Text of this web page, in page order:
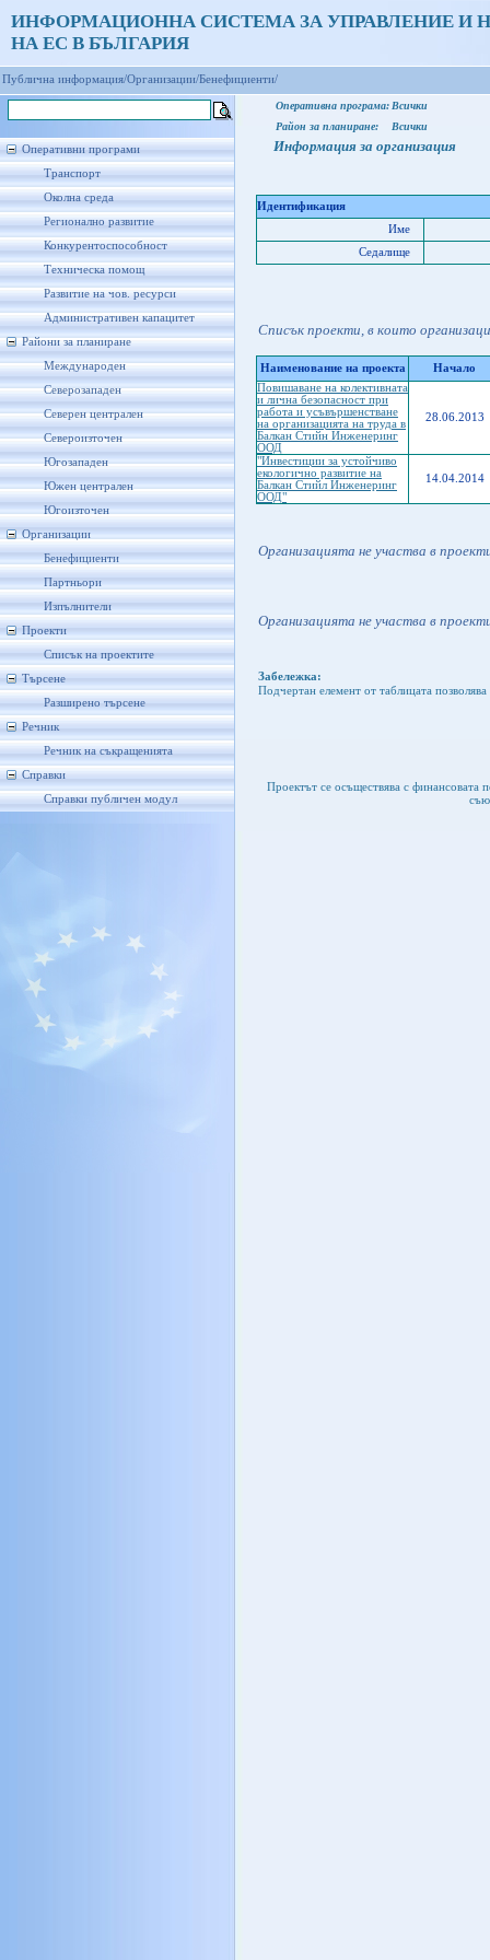
ИНФОРМАЦИОННА СИСТЕМА ЗА УПРАВЛЕНИЕ И
НА ЕС В БЪЛГАРИЯ
Публична информация/Организации/Бенефициенти/
Оперативни програми
Транспорт
Околна среда
Регионално развитие
Конкурентоспособност
Техническа помощ
Развитие на чов. ресурси
Административен капацитет
Райони за планиране
Международен
Северозападен
Северен централен
Североизточен
Югозападен
Южен централен
Югоизточен
Организации
Бенефициенти
Партньори
Изпълнители
Проекти
Списък на проектите
Търсене
Разширено търсене
Речник
Речник на съкращенията
Справки
Справки публичен модул
Оперативна програма: Всички
Район за планиране:
Всички
Информация за организация
Идентификация
Име
Седалище
Списък проекти, в които
Наименование на проекта
Начало
Повишаване на колективната
и лична безопасност при
работа и усъвършенстване
на организацията на труда в
Балкан Стийн Инженеринг
ООД
28.06.2013
"Инвестиции за устойчиво
екологично развитие на
Балкан Стийл Инженеринг
ООД"
14.04.2014
Организацията не участва в
Организацията не участва в
Забележка:
Подчертан елемент от таблицата
Проектът се осъществява с финансовата